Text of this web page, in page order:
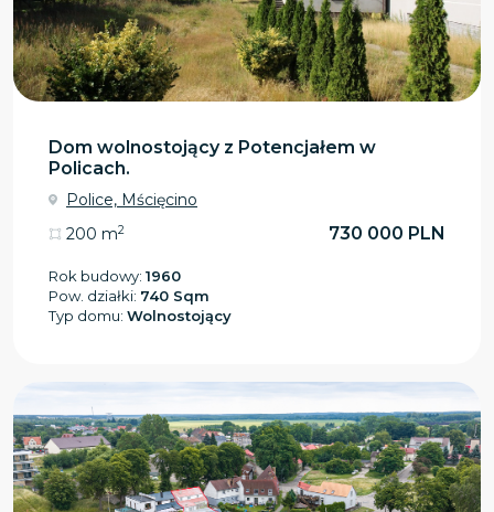
Dom wolnostojący z Potencjałem w
Policach.
Police, Mścięcino
200 m2 730 000 PLN
Rok budowy: 1960
Pow. działki: 740 Sqm
Typ domu: Wolnostojący